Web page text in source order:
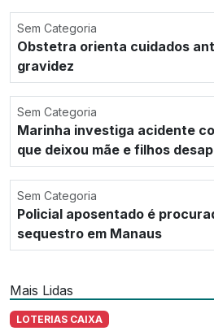
Sem Categoria
Obstetra orienta cuidados
gravidez
Sem Categoria
Marinha investiga acidente
que deixou mãe e filhos
Sem Categoria
Policial aposentado é
sequestro em Manaus
Mais Lidas
LOTERIAS CAIXA